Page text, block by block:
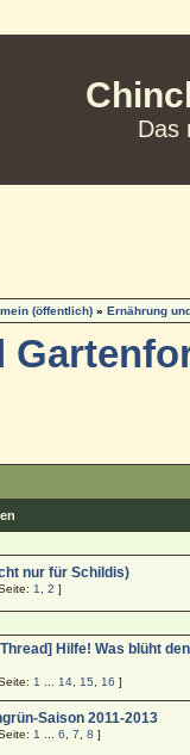
Das
(öffentlich) »Ernährung
nur für Schildis)
1 ,2 ]
Hilfe! Was blüht
1 14 15 16 ]
Saison 2011-2013
1 ...6 ,7 ,8 ]